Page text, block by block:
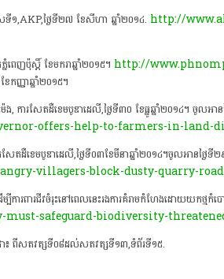
ទី១,AKP,ថ្ងៃទី២៧ ខែសីហា ឆ្នាំ២០១៤. http://
នំពេញប៉ុស្តិ៍ ខែមករាឆ្នាំ២០១៥។ http://
កញ្ញា​ឆ្នាំ​២០១៥។
ារសែតដឺខេមបូឌាដេលី,ថ្ងៃទី៣០ ខែធ្នូឆ្នាំ២០១៤។ ចូលអាន
offers-help-to-farmers-in-land-
សែតដឺខេមបូឌាដេលី,ថ្ងៃទី០៣ខែមីនាឆ្នាំ២០១៤។ចូលអានថ្ងៃទី
villagers-block-dusty-quarry-
ការពារជីវចំរុះនៅពេលនេះរងការគំរាមកំហែងដោយយកថ្មកំ
safeguard-biodiversity-
៖ ពីសតវត្សទី០៨ដល់សតវត្សទី១៣,ទំព័រទី១៥.